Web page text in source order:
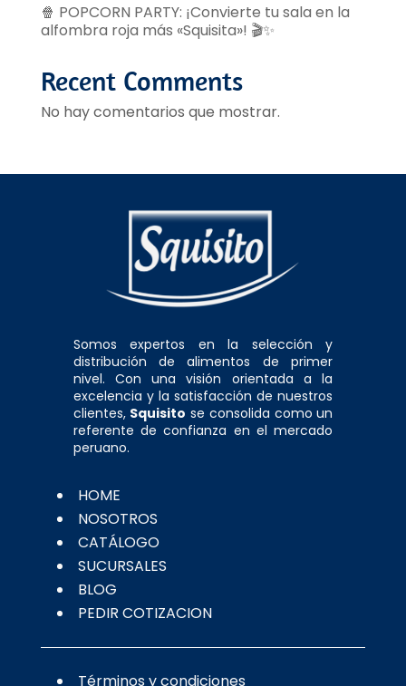
🍿 POPCORN PARTY: ¡Convierte tu sala en la
alfombra roja más «Squisita»! 🎬✨
Recent Comments
No hay comentarios que mostrar.
Somos expertos en la selección y
distribución de alimentos de primer
nivel. Con una visión orientada a la
excelencia y la satisfacción de nuestros
clientes, Squisito se consolida como un
referente de confianza en el mercado
peruano.
HOME
NOSOTROS
CATÁLOGO
SUCURSALES
BLOG
PEDIR COTIZACION
Términos y condiciones